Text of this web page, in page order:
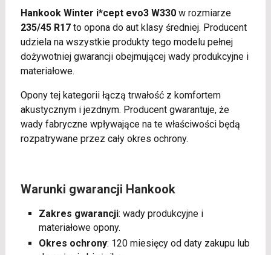
Hankook Winter i*cept evo3 W330w rozmiarze
235/45 R17to opona do aut klasy średniej. Producent
udziela na wszystkie produkty tego modelu pełnej
dożywotniej gwarancji obejmującej wady produkcyjne i
materiałowe.
Opony tej kategorii łączą trwałość z komfortem
akustycznym i jezdnym. Producent gwarantuje, że
wady fabryczne wpływające na te właściwości będą
rozpatrywane przez cały okres ochrony.
Warunki gwarancji Hankook
Zakres gwarancji: wady produkcyjne i
materiałowe opony.
Okres ochrony: 120 miesięcy od daty zakupu lub